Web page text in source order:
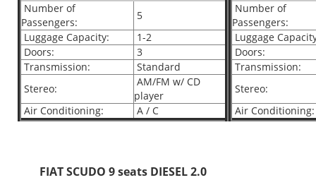
Number of
Passengers:
5
Luggage Capacity:
1-2
Doors:
3
Transmission:
Standard
Stereo:
AM/FM w/ CD
player
Air Conditioning:
A / C
Number of
Passengers:
Luggage
Doors:
Transmission:
Stereo:
Air Conditioning:
FIAT SCUDO 9 seats DIESEL 2.0